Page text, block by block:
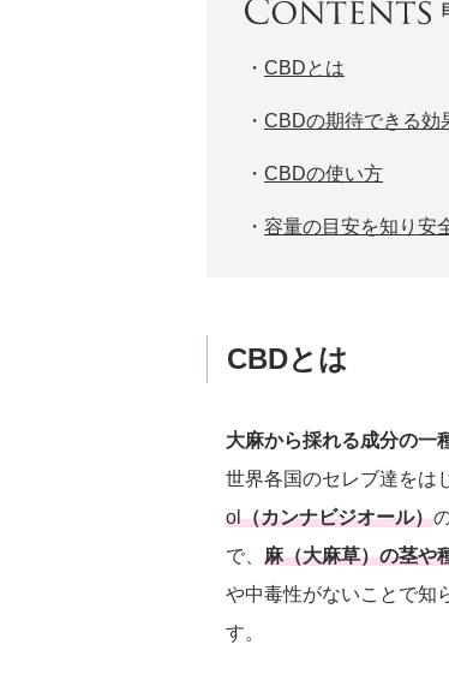
・ CBDとは
・ CBDの期待できる効
・ CBDの使い方
・ 容量の目安を知り安
CBDとは
大麻から採れる成分の一
世界各国のセレブ達をは
ol（カンナビジオール）
で、 麻（大麻草）の茎や
や中毒性がないことで知
す。